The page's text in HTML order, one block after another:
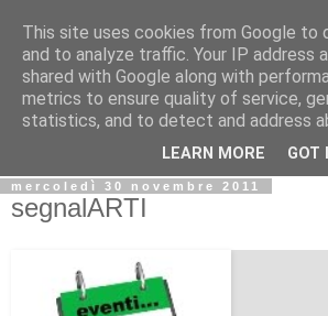
Biblio@rti in
Il Blog della Biblioteca di Area delle arti
informazioni iniziative incontri
mercoledì 30 novembre 2011
segnalARTI
This site uses cookies from Google to
and to analyze traffic. Your IP address
shared with Google along with
metrics to ensure quality of service,
statistics, and to detect and address
LEARN MORE GOT